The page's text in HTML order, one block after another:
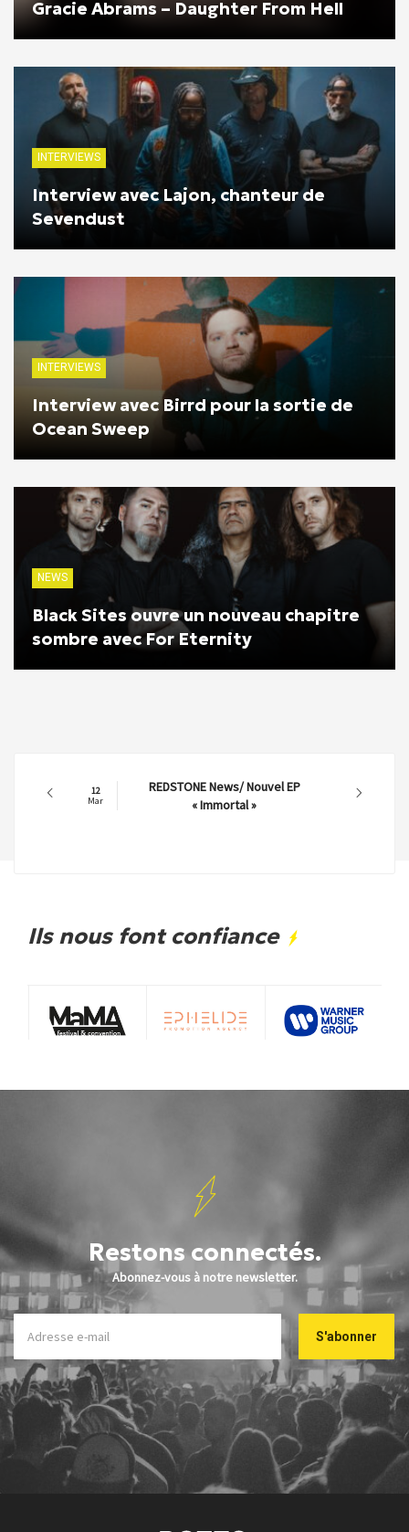
Gracie Abrams – Daughter From Hell
INTERVIEWS
Interview avec Lajon, chanteur de
Sevendust
INTERVIEWS
Interview avec Birrd pour la sortie de
Ocean Sweep
NEWS
Black Sites ouvre un nouveau chapitre
sombre avec For Eternity
12
Mar
REDSTONE News/ Nouvel EP
« Immortal »
Ils nous font confiance
Restons connectés.
Abonnez-vous à notre newsletter.